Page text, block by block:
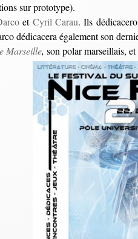
sur prototype).
et Cyril Carau. Ils
dédicacera également son
Marseille, son polar marseillais,